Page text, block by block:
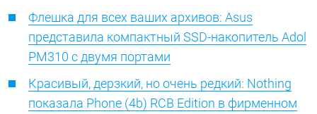
Флешка для всех ваших архивов: Asus
представила компактный SSD-накопитель Adol
PM310 с двумя портами
Красивый, дерзкий, но очень редкий: Nothing
показала Phone (4b) RCB Edition в фирменном